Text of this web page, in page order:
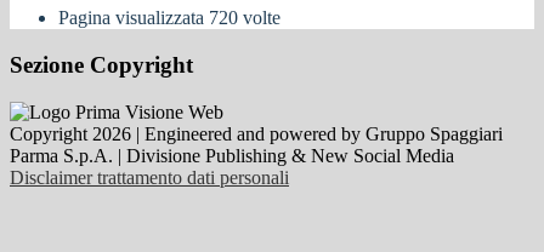
Pagina visualizzata 720 volte
Sezione Copyright
Copyright 2026 | Engineered and powered by Gruppo Spaggiari
Parma S.p.A. | Divisione Publishing & New Social Media
Disclaimer trattamento dati personali